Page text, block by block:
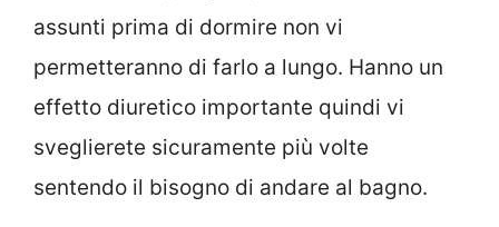
assunti prima di dormire non vi
permetteranno di farlo a lungo. Hanno un
effetto diuretico importante quindi vi
sveglierete sicuramente più volte
sentendo il bisogno di andare al bagno.